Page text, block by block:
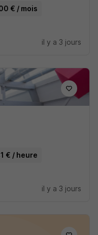
€ / mois
il y a 3 jours
€ / heure
il y a 3 jours